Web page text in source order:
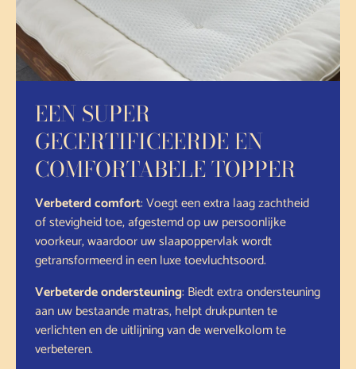
EEN SUPER
GECERTIFICEERDE EN
COMFORTABELE TOPPER
Verbeterd comfort: Voegt een extra laag zachtheid
of stevigheid toe, afgestemd op uw persoonlijke
voorkeur, waardoor uw slaapoppervlak wordt
getransformeerd in een luxe toevluchtsoord.
Verbeterde ondersteuning: Biedt extra ondersteuning
aan uw bestaande matras, helpt drukpunten te
verlichten en de uitlijning van de wervelkolom te
verbeteren.